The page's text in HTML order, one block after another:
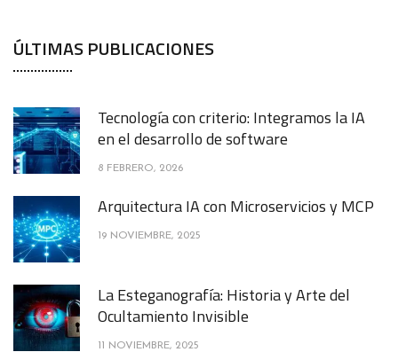
ÚLTIMAS PUBLICACIONES
Tecnología con criterio: Integramos la IA
en el desarrollo de software
8 FEBRERO, 2026
Arquitectura IA con Microservicios y MCP
19 NOVIEMBRE, 2025
La Esteganografía: Historia y Arte del
Ocultamiento Invisible
11 NOVIEMBRE, 2025